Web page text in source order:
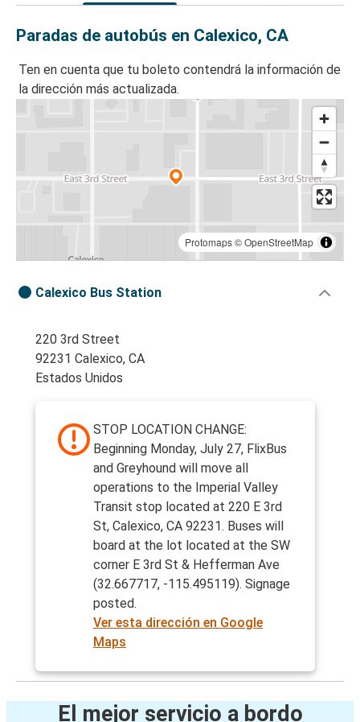
Paradas de autobús en Calexico, CA
Ten en cuenta que tu boleto contendrá la información de
la dirección más actualizada.
Protomaps©OpenStreetMap
Calexico Bus Station
220 3rd Street
92231 Calexico, CA
Estados Unidos
STOP LOCATION CHANGE:
Beginning Monday, July 27, FlixBus
and Greyhound will move all
operations to the Imperial Valley
Transit stop located at 220 E 3rd
St, Calexico, CA 92231. Buses will
board at the lot located at the SW
corner E 3rd St & Hefferman Ave
(32.667717, -115.495119). Signage
posted.
Ver esta dirección en Google
Maps
El mejor servicio a bordo